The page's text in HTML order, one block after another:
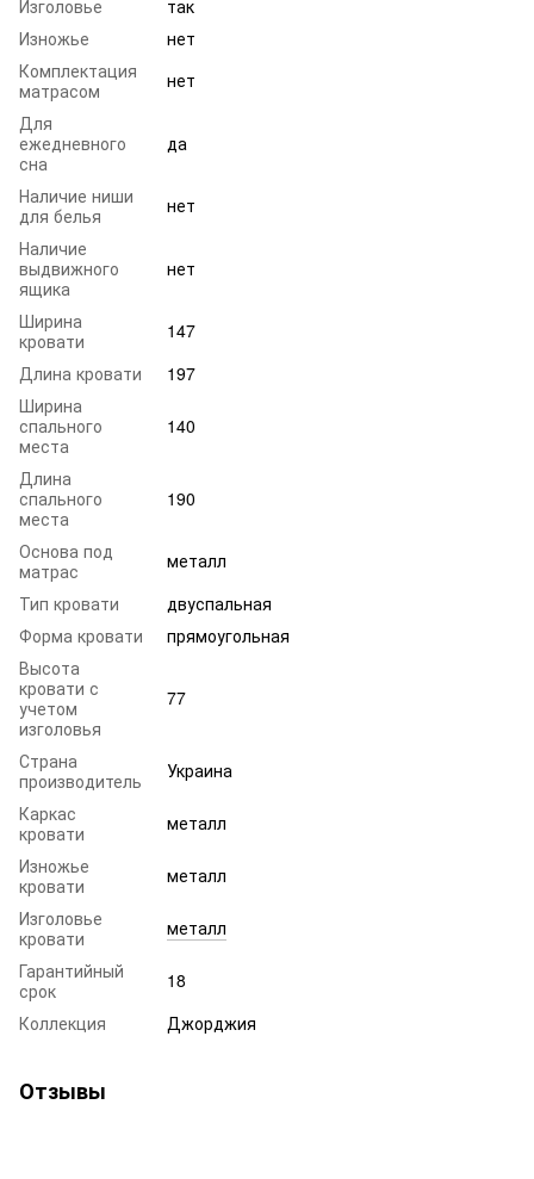
Изголовье
так
Изножье
нет
Комплектация
матрасом
нет
Для
ежедневного
сна
да
Наличие ниши
для белья
нет
Наличие
выдвижного
ящика
нет
Ширина
кровати
147
Длина кровати
197
Ширина
спального
места
140
Длина
спального
места
190
Основа под
матрас
металл
Тип кровати
двуспальная
Форма кровати
прямоугольная
Высота
кровати с
учетом
изголовья
77
Страна
производитель
Украина
Каркас
кровати
металл
Изножье
кровати
металл
Изголовье
кровати
металл
Гарантийный
срок
18
Коллекция
Джорджия
Отзывы